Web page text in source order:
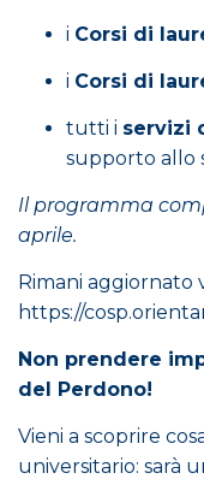
i Corsi di
i Corsi di
tutti i servizi
supporto allo
Il programma
aprile.
Rimani aggiornato
https://
Non prendere
del Perdono!
Vieni a scoprire
universitario: sarà